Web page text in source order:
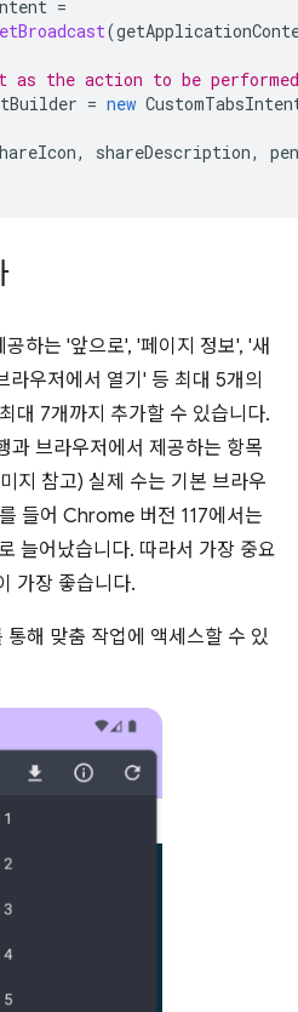
=
(
as the action to be
= new
, shareDescription,
하는 '앞으로', '페이지 정보', '새
라우저에서 열기' 등 최대 5개의
대 7개까지 추가할 수 있습니다.
과 브라우저에서 제공하는 항목
지 참고) 실제 수는 기본 브라우
들어 Chrome 버전 117에서는
늘어났습니다. 따라서 가장 중요
가장 좋습니다.
해 맞춤 작업에 액세스할 수 있